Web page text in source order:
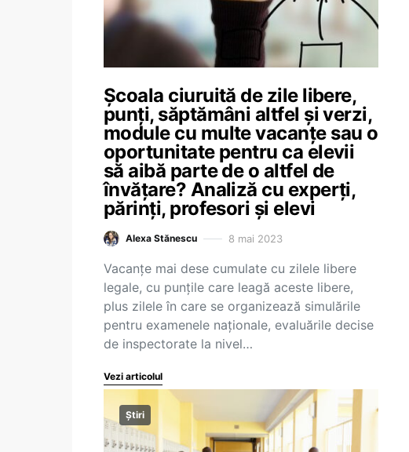
Școala ciuruită de zile libere,
punți, săptămâni altfel și verzi,
module cu multe vacanțe sau o
oportunitate pentru ca elevii
să aibă parte de o altfel de
învățare? Analiză cu experți,
părinți, profesori și elevi
Alexa Stănescu 8 mai 2023
Vacanțe mai dese cumulate cu zilele libere
legale, cu punțile care leagă aceste libere,
plus zilele în care se organizează simulările
pentru examenele naționale, evaluările decise
de inspectorate la nivel…
Vezi articolul
Știri